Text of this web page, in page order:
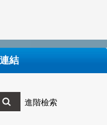
結
進階檢索